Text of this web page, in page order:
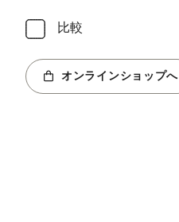
比較
オンラインショップへ